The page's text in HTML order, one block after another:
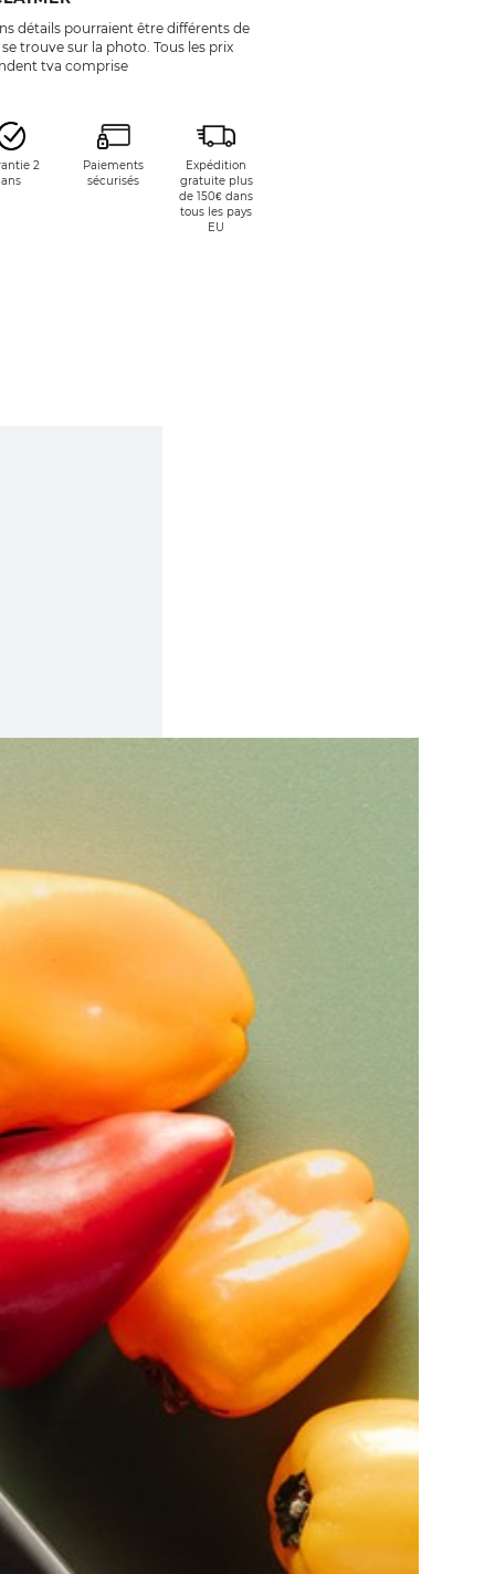
détails pourraient être différents de
trouve sur la photo. Tous les prix
tva comprise
2
ans
Paiements
sécurisés
Expédition
gratuite plus
de 150€ dans
tous les pays
EU